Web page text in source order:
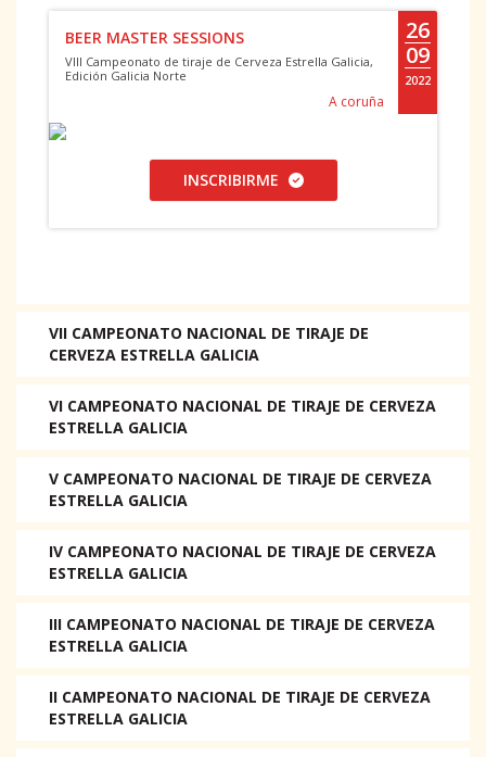
26
09
2022
BEER MASTER SESSIONS
A coruña
VIII Campeonato de tiraje de Cerveza Estrella Galicia,
Edición Galicia Norte
INSCRIBIRME
VII CAMPEONATO NACIONAL DE TIRAJE DE
CERVEZA ESTRELLA GALICIA
VI CAMPEONATO NACIONAL DE TIRAJE DE CERVEZA
ESTRELLA GALICIA
V CAMPEONATO NACIONAL DE TIRAJE DE CERVEZA
ESTRELLA GALICIA
IV CAMPEONATO NACIONAL DE TIRAJE DE CERVEZA
ESTRELLA GALICIA
III CAMPEONATO NACIONAL DE TIRAJE DE CERVEZA
ESTRELLA GALICIA
II CAMPEONATO NACIONAL DE TIRAJE DE CERVEZA
ESTRELLA GALICIA